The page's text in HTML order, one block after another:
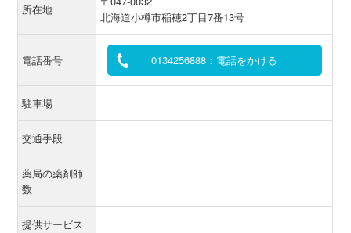
所在地
北海道小樽市稲穂2丁目7番13号
電話番号 0134256888：電話をかける
駐車場
交通手段
薬局の薬剤師
数
提供サービス